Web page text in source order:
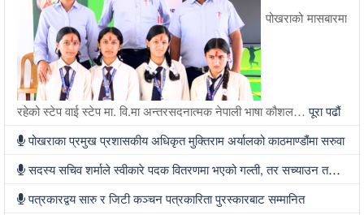
पोखराको मासबारमा
रहेको स्टेप वाई स्टेप मा. वि.मा अन्तरसदनात्मक नेपाली भाषा कौशल…पूरा पढौं
पोखराका प्रमुख प्रशासकीय अधिकृत मुक्तिराम अर्यालको काठमाण्डौंमा सरुवा
सदस्य सचिव शर्माले स्वीकारे पदक वितरणमा भएको गल्ती, तर सच्याउन तयार भएनन्
पत्रकारद्वय सारु र जिटी कञ्चन पत्रकारिता पुरस्कारबाट सम्मानित